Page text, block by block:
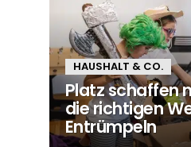
HAUSHALT & CO.
Platz schaffen
die richtigen
Entrümpeln